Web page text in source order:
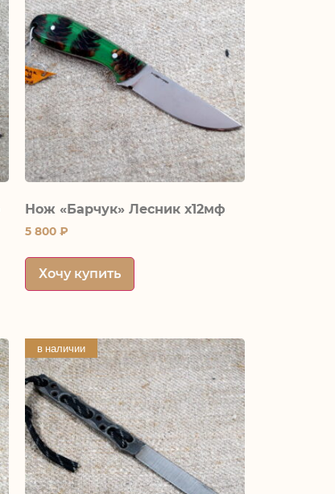
Нож «Барчук» Лесник х12мф
5 800 ₽
Хочу купить
в наличии